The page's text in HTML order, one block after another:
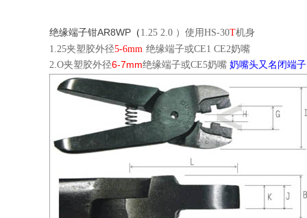
绝缘端子钳AR8WP （ 1.25 2.0 ）使用HS-30T机身
1.25夹塑胶外径5-6mm 绝缘端子或CE1 CE2奶嘴
2.O夹塑胶外径6-7mm绝缘端子或CE5奶嘴 奶嘴头又名闭端子